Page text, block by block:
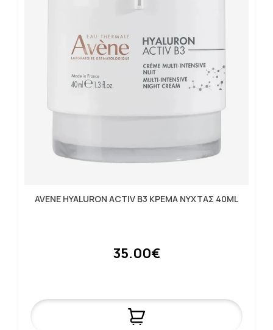
AVENE HYALURON ACTIV B3 ΚΡΕΜΑ ΝΥΧΤΑΣ 40ML
35.00€